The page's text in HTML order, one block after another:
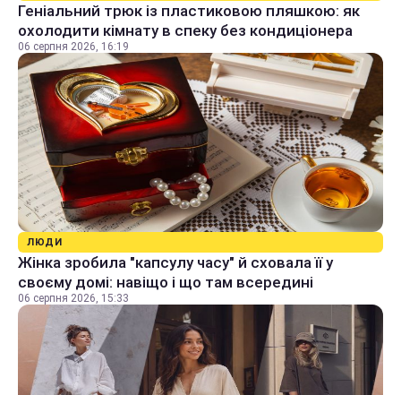
Геніальний трюк із пластиковою пляшкою: як
охолодити кімнату в спеку без кондиціонера
06 серпня 2026, 16:19
ЛЮДИ
Жінка зробила "капсулу часу" й сховала її у
своєму домі: навіщо і що там всередині
06 серпня 2026, 15:33